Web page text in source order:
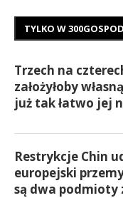
TYLKO W
Trzech na
założyłoby
już tak łatwo jej
Restrykcje Chin
europejski
są dwa podmioty